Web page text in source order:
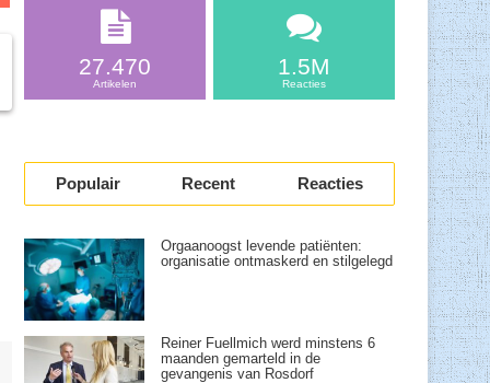
n
27.470
Artikelen
1.5M
Reacties
Populair Recent Reacties
Orgaanoogst levende patiënten:
organisatie ontmaskerd en stilgelegd
Reiner Fuellmich werd minstens 6
maanden gemarteld in de
gevangenis van Rosdorf